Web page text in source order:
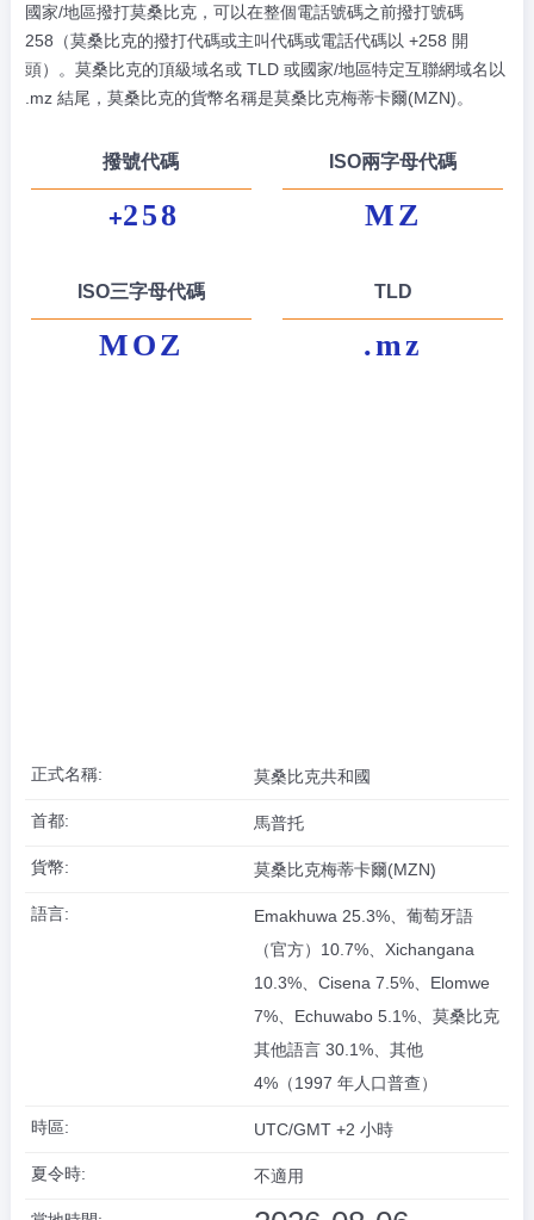
國家/地區撥打莫桑比克，可以在整個電話號碼之前撥打號碼
258（莫桑比克的撥打代碼或主叫代碼或電話代碼以 +258 開
頭）。莫桑比克的頂級域名或 TLD 或國家/地區特定互聯網域名以
.mz 結尾，莫桑比克的貨幣名稱是莫桑比克梅蒂卡爾(MZN)。
撥號代碼
+258
ISO兩字母代碼
MZ
ISO三字母代碼
MOZ
TLD
.mz
正式名稱: 莫桑比克共和國
首都: 馬普托
貨幣: 莫桑比克梅蒂卡爾(MZN)
語言:
Emakhuwa 25.3%、葡萄牙語
（官方）10.7%、Xichangana
10.3%、Cisena 7.5%、Elomwe
7%、Echuwabo 5.1%、莫桑比克
其他語言 30.1%、其他
4%（1997 年人口普查）
時區: UTC/GMT +2 小時
夏令時: 不適用